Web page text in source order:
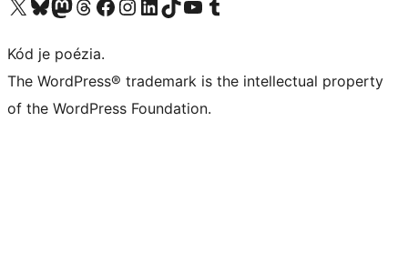
Navštívte náš účet na X (predtým Twitter)
Navštívte náš účet na platforme Bluesky
Navštívte náš účet na Mastodone
Navštívte náš účet na platforme Threads
Navštívte našu stránku na Facebooku
Navštívte náš účet Instagram
Navštívte náš účet LinkedIn
Navštívte náš účet na platforme TikTok
Navštívte náš kanál YouTube
Navštívte náš účet na platforme Tumblr
Kód je poézia.
The WordPress® trademark is the intellectual property
of the WordPress Foundation.